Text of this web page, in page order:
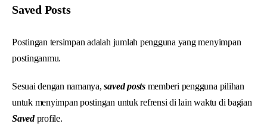
Saved Posts
Postingan tersimpan adalah jumlah pengguna yang menyimpan
postinganmu.
Sesuai dengan namanya,saved postsmemberi pengguna pilihan
untuk menyimpan postingan untuk refrensi di lain waktu di bagian
Savedprofile.